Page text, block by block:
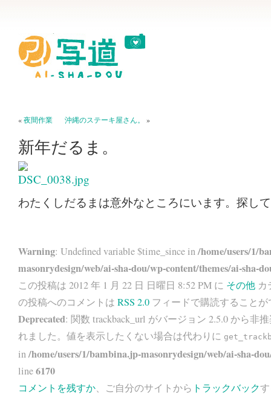
«夜間作業 沖縄のステーキ屋さん。 »
新年だるま。
わたくしだるまは意外なところにいます。探し
Warning: Undefined variable $time_since in/home/users/1/
masonrydesign/web/ai-sha-dou/wp-content/themes/ai-sha-
この投稿は 2012 年 1 月 22 日 日曜日 8:52 PM に その他 カ
の投稿へのコメントは RSS 2.0 フィードで購読すること
Deprecated: 関数 trackback_url がバージョン 2.5.0 から非
れました。値を表示したくない場合は代わりに
in/home/users/1/bambina.jp-masonrydesign/web/ai-sha-
line6170
コメントを残すか、ご自分のサイトから トラックバック